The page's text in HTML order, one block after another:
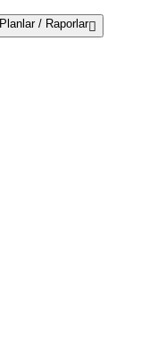
Planlar / Raporlar